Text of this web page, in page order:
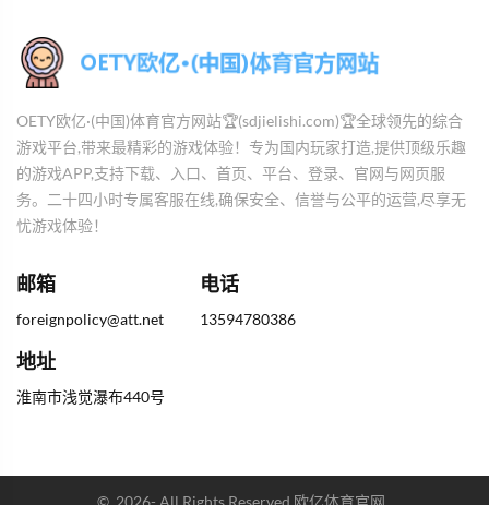
OETY欧亿·(中国)体育官方网站🏆(sdjielishi.com)🏆全球领先的综合
游戏平台,带来最精彩的游戏体验！专为国内玩家打造,提供顶级乐趣
的游戏APP,支持下载、入口、首页、平台、登录、官网与网页服
务。二十四小时专属客服在线,确保安全、信誉与公平的运营,尽享无
忧游戏体验！
邮箱
foreignpolicy@att.net
电话
13594780386
地址
淮南市浅觉瀑布440号
© 2026- All Rights Reserved 欧亿体育官网